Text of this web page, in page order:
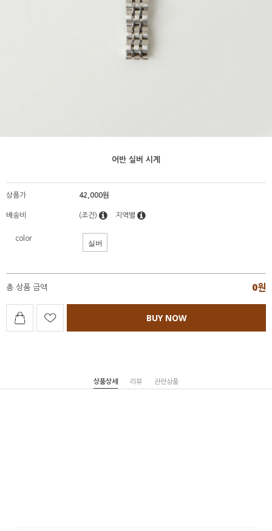
어반 실버 시계
상품가 42,000원
배송비 (조건) 지역별
color 실버
총 상품 금액 0원
BUY NOW
상품상세 리뷰 관련상품